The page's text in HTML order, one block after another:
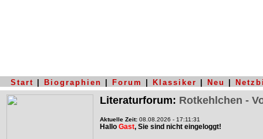
Start Biographien Forum Klassiker Neu
Literaturforum: Rotkehlchen -
Aktuelle Zeit: 08.08.2026 - 17:11:31
Hallo Gast, Sie sind nicht eingeloggt!